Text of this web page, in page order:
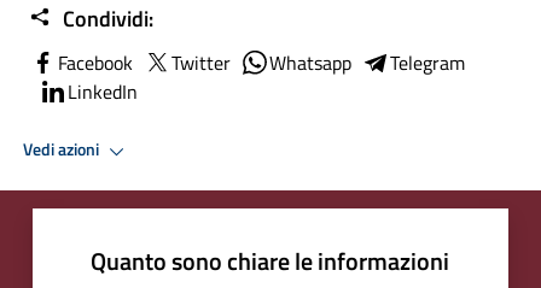
Condividi:
Facebook Twitter Whatsapp
Telegram
LinkedIn
Vedi azioni
Quanto sono chiare le informazioni